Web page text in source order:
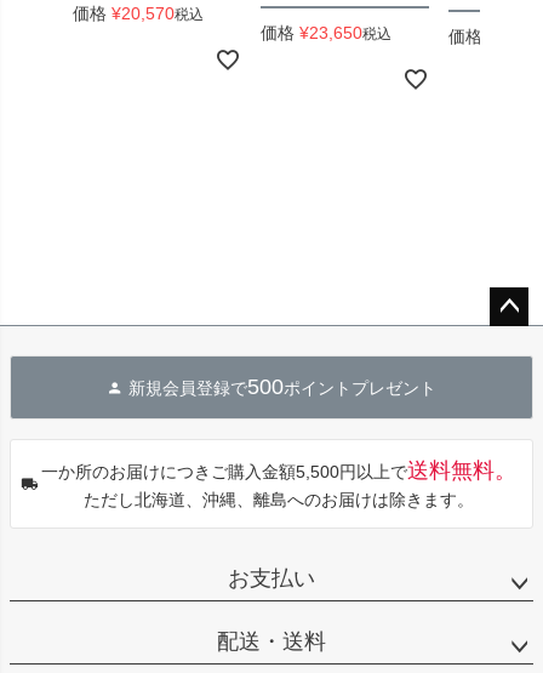
価格 ¥20,570税込
価格 ¥23,650税込 価格
へ
新規会員登録で500ポイントプレゼント
一か所のお届けにつきご購入金額5,500円以上で送料無料。
ただし北海道、沖縄、離島へのお届けは除きます。
お支払い
配送・送料